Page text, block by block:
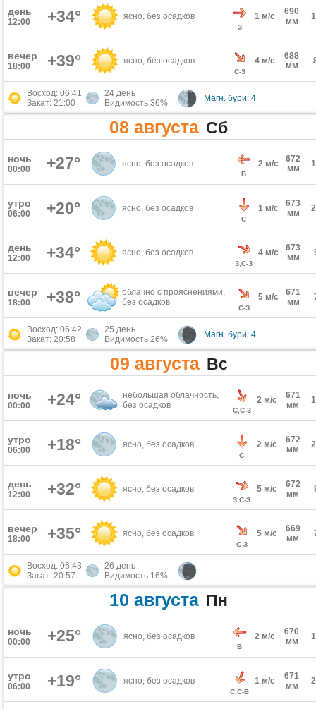
день
12:00 +34° ясно, без осадков
З
1 м/с
690
мм
вечер
18:00 +39° ясно, без осадков
С-З
4 м/с
688
мм
Восход: 06:41
Закат: 21:00
24 день
Видимость 36%
Магн. бури: 4
08 августа Сб
ночь
00:00 +27° ясно, без осадков
В
2 м/с
672
мм
утро
06:00 +20° ясно, без осадков
С
1 м/с
673
мм
день
12:00 +34° ясно, без осадков
З,С-З
4 м/с
673
мм
вечер
18:00 +38°
облачно с прояснениями,
без осадков
С-З
5 м/с
671
мм
Восход: 06:42
Закат: 20:58
25 день
Видимость 26%
Магн. бури: 4
09 августа Вс
ночь
00:00 +24°
небольшая облачность,
без осадков
С,С-З
2 м/с
671
мм
утро
06:00 +18° ясно, без осадков
С
2 м/с
672
мм
день
12:00 +32° ясно, без осадков
З,С-З
5 м/с
672
мм
вечер
18:00 +35° ясно, без осадков
С-З
5 м/с
669
мм
Восход: 06:43
Закат: 20:57
26 день
Видимость 16%
10 августа Пн
ночь
00:00 +25° ясно, без осадков
В
2 м/с
670
мм
утро
06:00 +19° ясно, без осадков
С,С-В
1 м/с
671
мм